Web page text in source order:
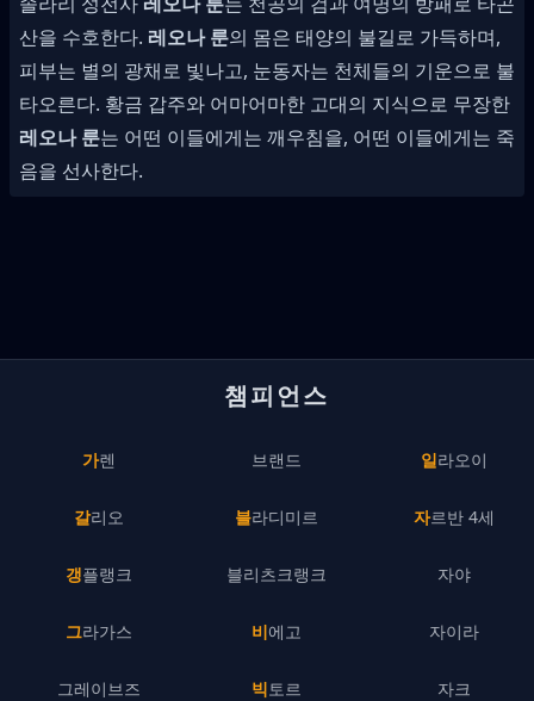
산을 수호한다. 레오나 룬의 몸은 태양의 불길로 가득하며,
피부는 별의 광채로 빛나고, 눈동자는 천체들의 기운으로 불
타오른다. 황금 갑주와 어마어마한 고대의 지식으로 무장한
레오나 룬는 어떤 이들에게는 깨우침을, 어떤 이들에게는 죽
음을 선사한다.
챔피언스
가렌
갈리오
갱플랭크
그라가스
그레이브즈
브랜드
블라디미르
블리츠크랭크
비에고
빅토르
일라오이
자르반 4세
자야
자이라
자크